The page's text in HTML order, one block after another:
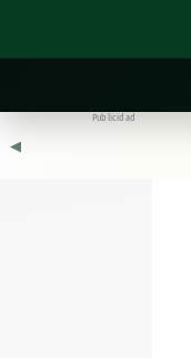
◀︎
Publicidad